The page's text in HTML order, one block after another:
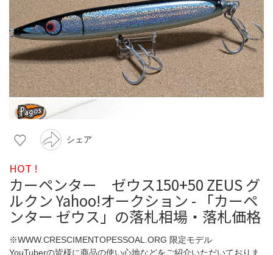
シェア
HOT !
カーペンター ゼウス150+50 ZEUS グ
ルクン Yahoo!オークション - 「カーペ
ンター ゼウス」の落札相場・落札価格
※WWW.CRESCIMENTOPESSOAL.ORG 限定モデル
YouTuberの皆様に商品の使い心地などをご紹介いただいておりま